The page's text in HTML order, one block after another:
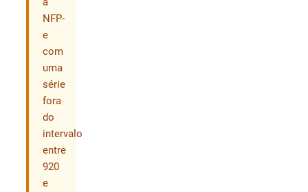
NFP-
e
com
uma
série
fora
do
intervalo
entre
920
e